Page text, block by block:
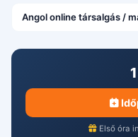
Angol online társalgás /
Első óra